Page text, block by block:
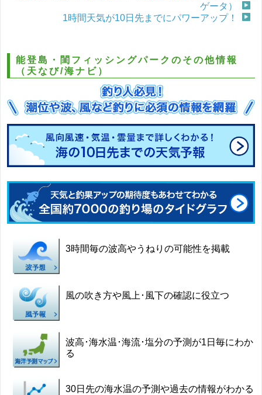
ゲータ）
1時間天気が10日先までにパワーアップ！
能登島・閨フィッシングパークのその他情報
（天なび/海ナビ）
3時間毎の波高やうねりの可能性を掲載
風の吹き方や風上･風下の確認に役立つ
波高･海水温･海流･塩分の予測が1日毎にわか
る
30日先の海水温の予測や過去の情報がわかる